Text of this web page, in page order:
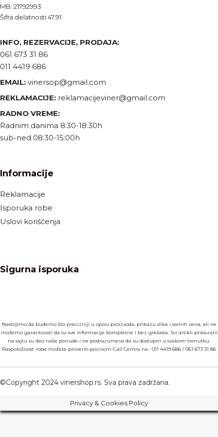
MB: 21792993
Šifra delatnosti 47.91
INFO, REZERVACIJE, PRODAJA:
061 673 31 86
011 4419 686
EMAIL: vinersop@gmail.com
REKLAMACIJE: reklamacijeviner@gmail.com
RADNO VREME:
Radnim danima 8:30-18:30h
sub-ned 08:30-15:00h
Informacije
Reklamacije
Isporuka robe
Uslovi korišćenja
Sigurna isporuka
Nastojimo da budemo što precizniji u opisu proizvoda, prikazu slika i samih cena, ali ne
možemo garantovati da su sve informacije kompletne i bez grešaka. Svi artikli prikazani
na sajtu su deo naše ponude i ne podrazumeva da su dostupni u svakom trenutku.
Raspoloživost robe možete proveriti pozivom Call Centra na : 011 4419 686 /061 673 31 86
©Copyright 2024 vinershop.rs. Sva prava zadržana.
Privacy & Cookies Policy